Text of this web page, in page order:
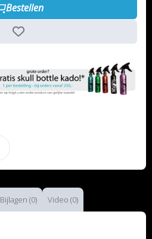
Bestellen
Bijlagen (0) Video (0)